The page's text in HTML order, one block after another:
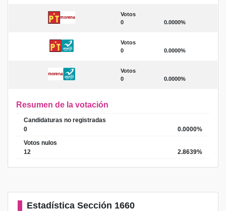
Votos
0
0.0000%
Votos
0
0.0000%
Votos
0
0.0000%
Resumen de la votación
Candidaturas no registradas
0
0.0000%
Votos nulos
12
2.8639%
Estadística Sección 1660